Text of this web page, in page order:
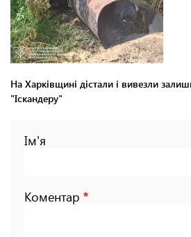
На Харківщині дістали і вивезли
"Іскандеру"
Ім'я
Коментар